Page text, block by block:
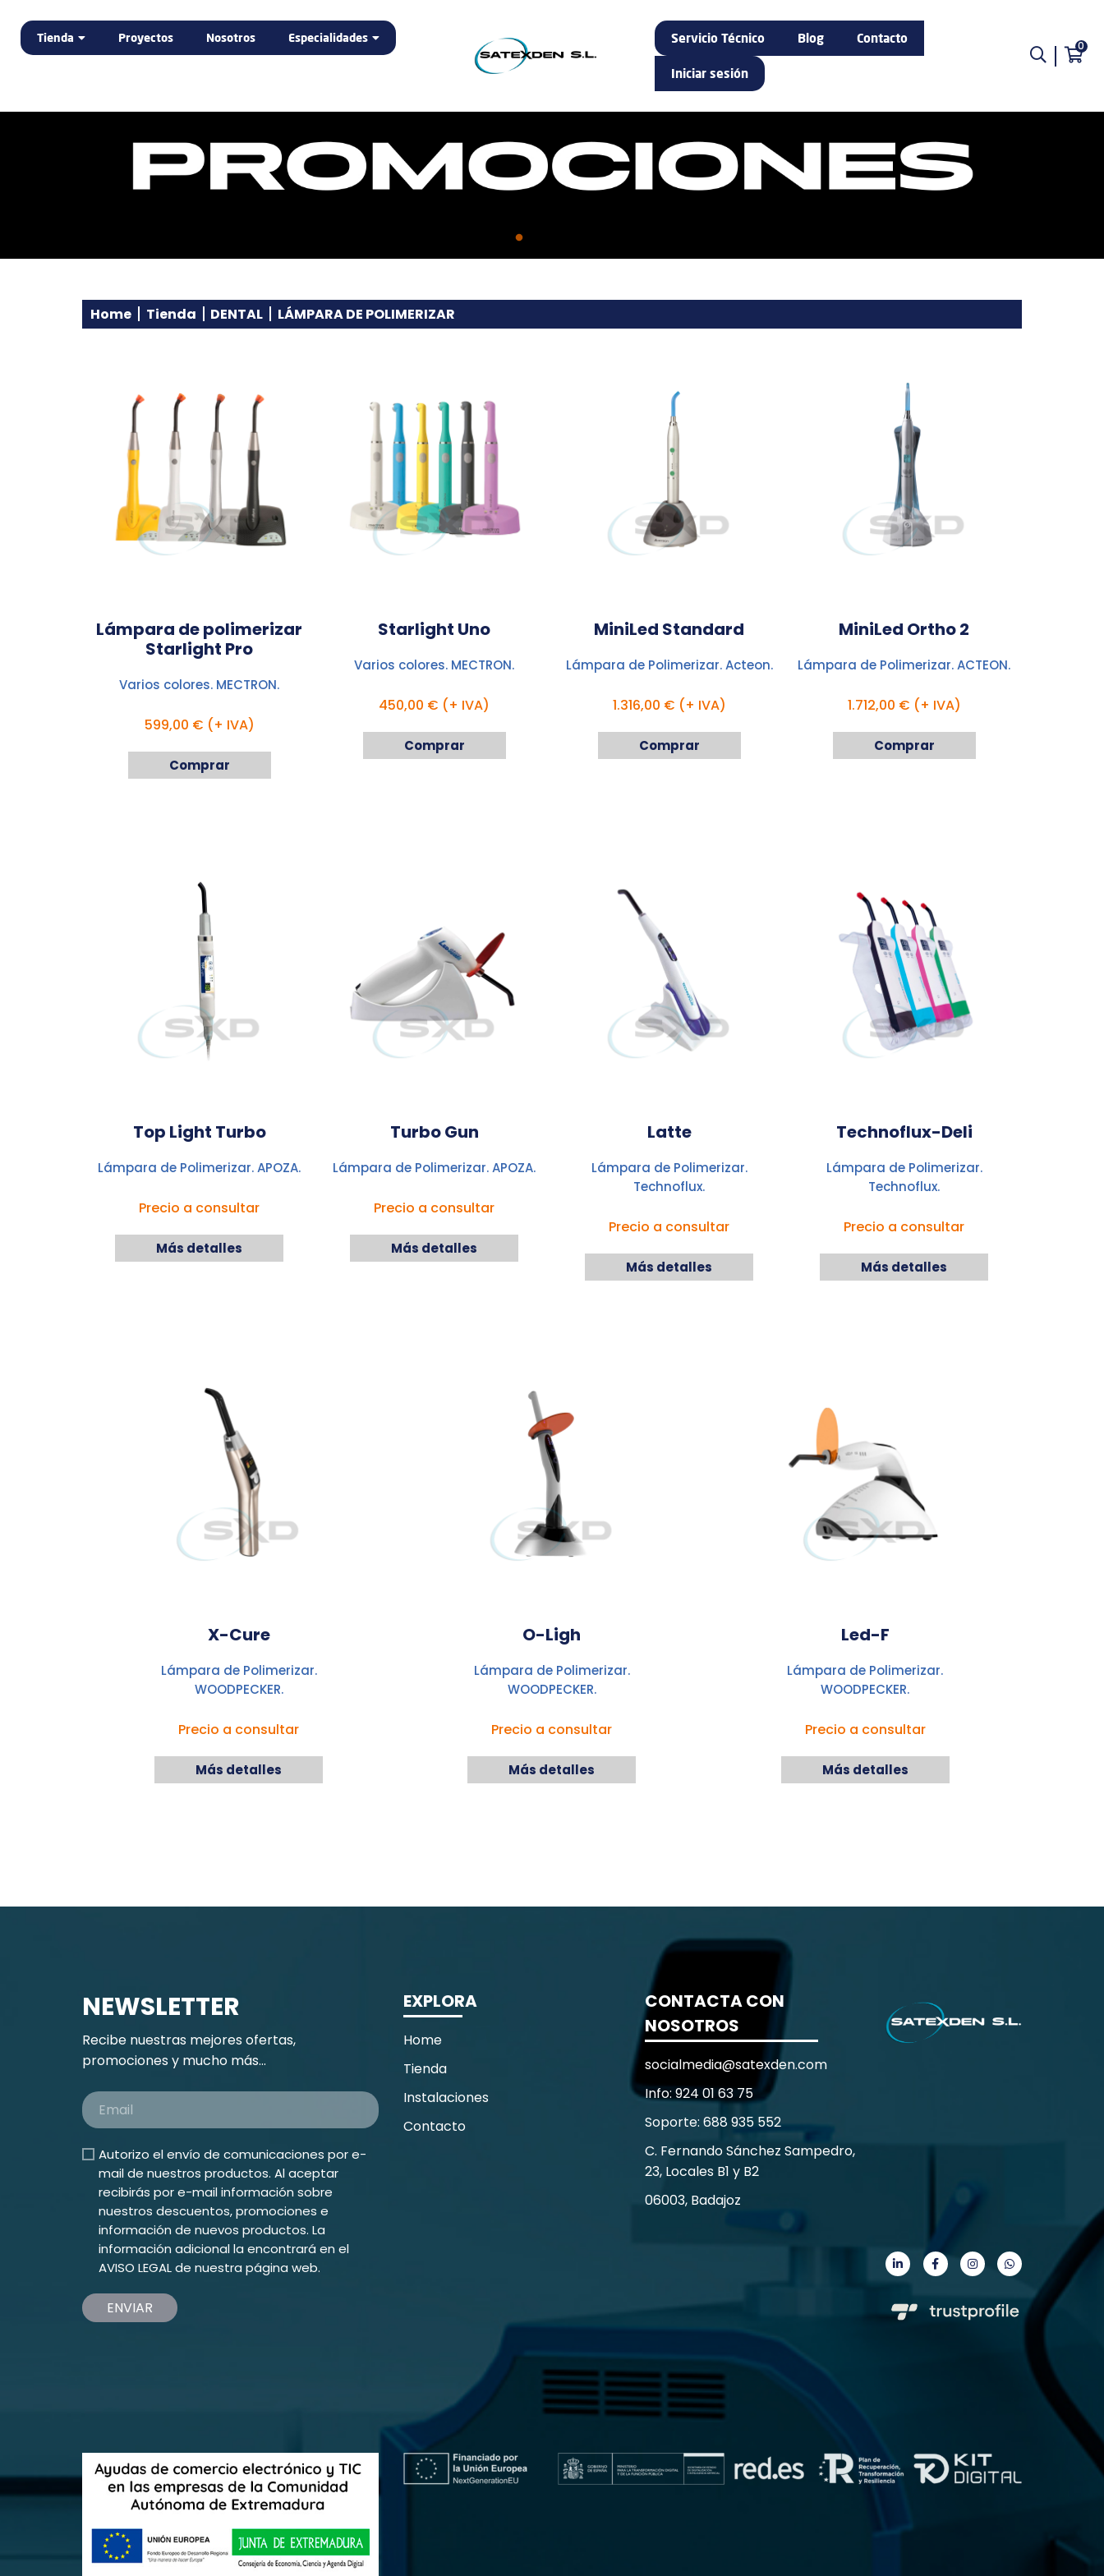
DENTAL
ELECTROMEDICINA
LABORATORIO DENTAL
Tienda Proyectos Nosotros Especialidades Servicio Técnico Blog Contacto
Iniciar sesión
0
Home Tienda DENTAL LÁMPARA DE POLIMERIZAR
Lámpara de polimerizar
Starlight Pro
Varios colores. MECTRON.
599,00 € (+ IVA)
Comprar
Starlight Uno
Varios colores. MECTRON.
450,00 € (+ IVA)
Comprar
MiniLed Standard
Lámpara de Polimerizar. Acteon.
1.316,00 € (+ IVA)
Comprar
MiniLed Ortho 2
Lámpara de Polimerizar. ACTEON.
1.712,00 € (+ IVA)
Comprar
Top Light Turbo
Lámpara de Polimerizar. APOZA.
Precio a consultar
Más detalles
Turbo Gun
Lámpara de Polimerizar. APOZA.
Precio a consultar
Más detalles
Latte
Lámpara de Polimerizar.
Technoflux.
Precio a consultar
Más detalles
Technoflux-Deli
Lámpara de Polimerizar.
Technoflux.
Precio a consultar
Más detalles
X-Cure
Lámpara de Polimerizar.
WOODPECKER.
Precio a consultar
Más detalles
O-Ligh
Lámpara de Polimerizar.
WOODPECKER.
Precio a consultar
Más detalles
Led-F
Lámpara de Polimerizar.
WOODPECKER.
Precio a consultar
Más detalles
NEWSLETTER
Recibe nuestras mejores ofertas,
promociones y mucho más...
Autorizo el envío de comunicaciones por e-
mail de nuestros productos. Al aceptar
recibirás por e-mail información sobre
nuestros descuentos, promociones e
información de nuevos productos. La
información adicional la encontrará en el
AVISO LEGALde nuestra página web.
ENVIAR
EXPLORA
Home
Tienda
Instalaciones
Contacto
CONTACTA CON
NOSOTROS
socialmedia@satexden.com
Info: 924 01 63 75
Soporte: 688 935 552
C. Fernando Sánchez Sampedro,
23, Locales B1 y B2
06003, Badajoz